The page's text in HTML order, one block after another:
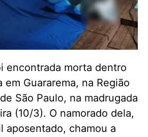
encontrada morta dentro
em Guararema, na Região
São Paulo, na madrugada
(10/3). O namorado dela,
aposentado, chamou a